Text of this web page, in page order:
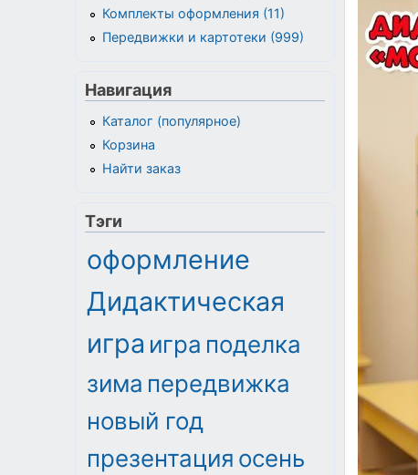
Комплекты оформления (11)
Передвижки и картотеки (999)
Навигация
Каталог (популярное)
Корзина
Найти заказ
Тэги
оформление
Дидактическая
игра игра поделка
зима передвижка
новый год
презентация осень